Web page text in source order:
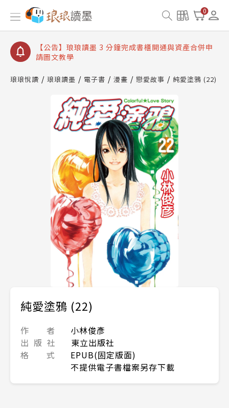
0
【公告】琅琅讀墨數位閱讀資產合併與書櫃開通申請
【公告】琅琅讀墨書櫃開通常見問題
【公告】琅琅讀墨 3 分鐘完成書櫃開通與資產合併申
請圖文教學
查詢
琅琅悅讀 琅琅讀墨 電子書 漫畫 戀愛故事 純愛塗鴉 (22)
純愛塗鴉 (22)
作 者
小林俊彥
出 版 社
東立出版社
格 式
EPUB(固定版面)
不提供電子書檔案另存下載